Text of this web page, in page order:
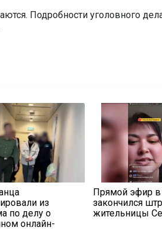
Подробности уголовного
из
по делу о
онлайн-
Прямой эфир в
закончился
жительницы